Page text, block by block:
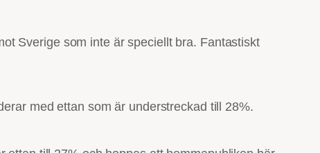
Sverige som inte är speciellt bra. Fantastiskt
med ettan som är understreckad till 28%.